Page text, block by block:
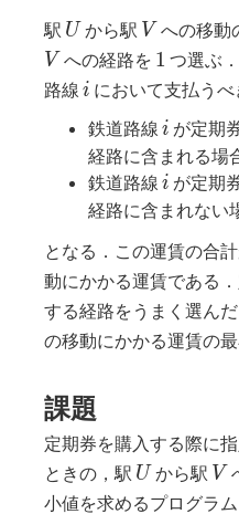
駅 U
U から駅 V
V への移動
V への経路を 1
1 つ選ぶ
路線 i
i において支払うべ
鉄道路線 i
i が定期
経路に含まれる場
鉄道路線 i
i が定期
経路に含まれない
となる．この運賃の合
動にかかる運賃である
する経路をうまく選ん
の移動にかかる運賃の
課題
定期券を購入する際に
ときの，駅 U
U から駅 V
V
小値を求めるプログラム